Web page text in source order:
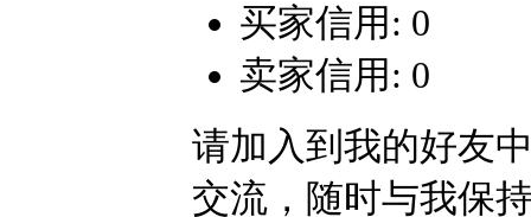
买家信用: 0
卖家信用: 0
请加入到我的好友
交流，随时与我保